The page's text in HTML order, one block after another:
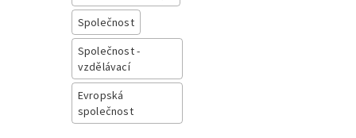
Společnost
Společnost -
vzdělávací
Evropská
společnost